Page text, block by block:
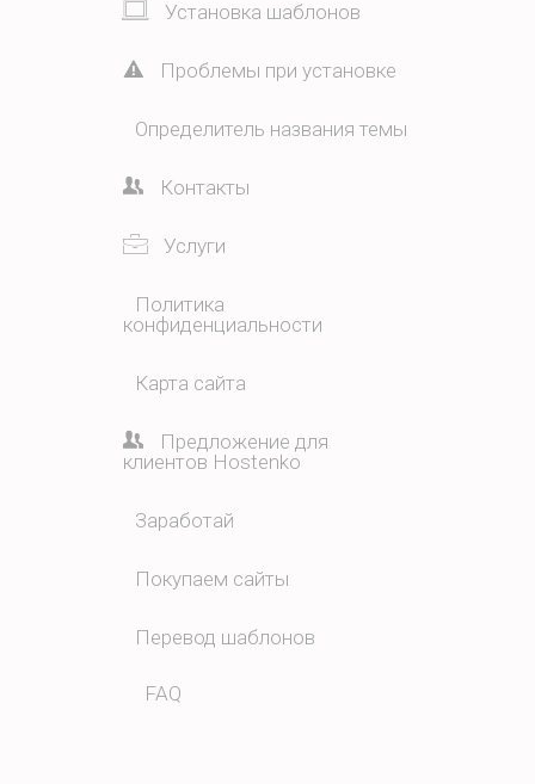
Установка шаблонов
Проблемы при установке
Определитель названия темы
Контакты
Услуги
Политика
конфиденциальности
Карта сайта
Предложение для
клиентов Hostenko
Заработай
Покупаем сайты
Перевод шаблонов
FAQ